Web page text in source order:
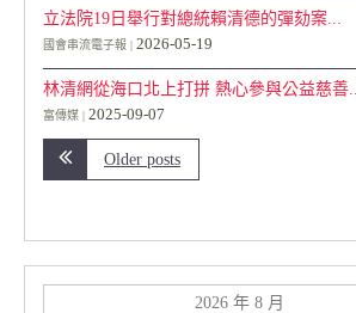
立法院19日舉行對總統賴清德的彈劾案...
國會串流電子報 2026-05-19
林清網從海口北上打拼 熱心參與公益慈善...
富傳媒 2025-09-07
Older posts
2026 年 8 月